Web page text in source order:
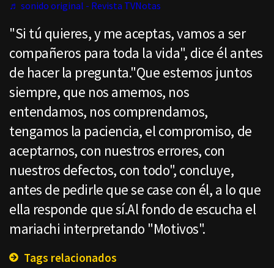
♬ sonido original - Revista TVNotas
"Si tú quieres, y me aceptas, vamos a ser
compañeros para toda la vida", dice él antes
de hacer la pregunta."Que estemos juntos
siempre, que nos amemos, nos
entendamos, nos comprendamos,
tengamos la paciencia, el compromiso, de
aceptarnos, con nuestros errores, con
nuestros defectos, con todo", concluye,
antes de pedirle que se case con él, a lo que
ella responde que sí.Al fondo de escucha el
mariachi interpretando "Motivos".
Tags relacionados